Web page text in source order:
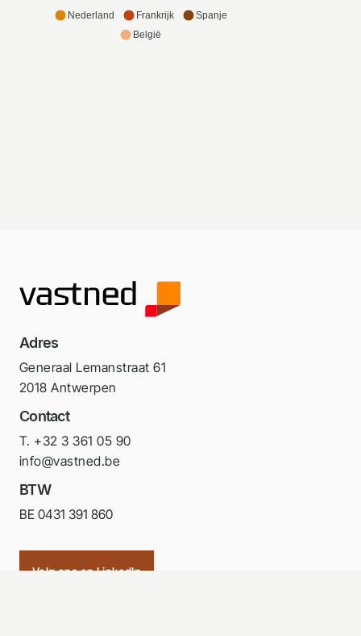
Nederland Frankrijk
Spanje
België
Adres
Generaal Lemanstraat 61
2018 Antwerpen
Contact
T. +32 3 361 05 90
info@vastned.be
BTW
BE 0431 391 860
Volg ons op LinkedIn